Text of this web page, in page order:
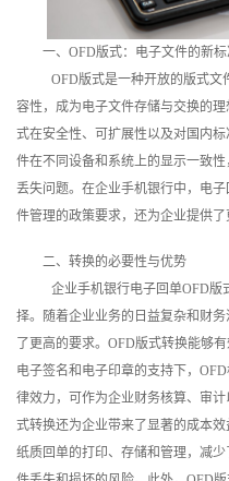
一、OFD版式：电子文件的新
OFD版式是一种开放的版式文
容性，成为电子文件存储与交换的
式在安全性、可扩展性以及对国内
件在不同设备和系统上的显示一致
丢失问题。在企业手机银行中，电
件管理的政策要求，还为企业提供
二、转换的必要性与优势
企业手机银行电子回单OFD版
择。随着企业业务的日益复杂和财
了更高的要求。OFD版式转换能够
电子签名和电子印章的支持下，
律效力，可作为企业财务核算、审
式转换还为企业带来了显著的成本
纸质回单的打印、存储和管理，减